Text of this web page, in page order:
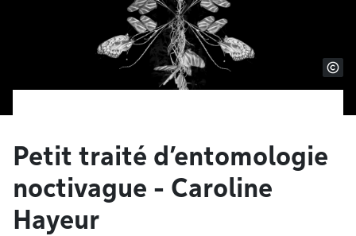
Petit traité d’entomologie
noctivague - Caroline
Hayeur